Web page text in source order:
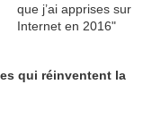
qui réinventent la